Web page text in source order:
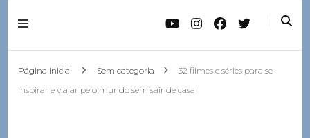
Página inicial Sem categoria
32 filmes e séries para se
inspirar e viajar pelo mundo sem sair de casa